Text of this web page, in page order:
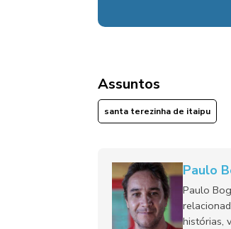
Assuntos
santa terezinha de itaipu
Paulo
Paulo
histórias,